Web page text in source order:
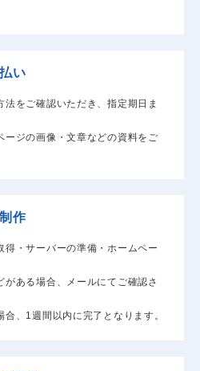
い
法をご確認いただき、指定期日ま
ージの画像・文章などの資料をご
作
得・サーバーの準備・ホームペー
がある場合、メールにてご確認さ
、1週間以内に完了となります。